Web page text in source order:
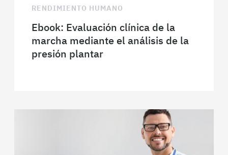
RENDIMIENTO HUMANO
Ebook: Evaluación clínica de la
marcha mediante el análisis de la
presión plantar